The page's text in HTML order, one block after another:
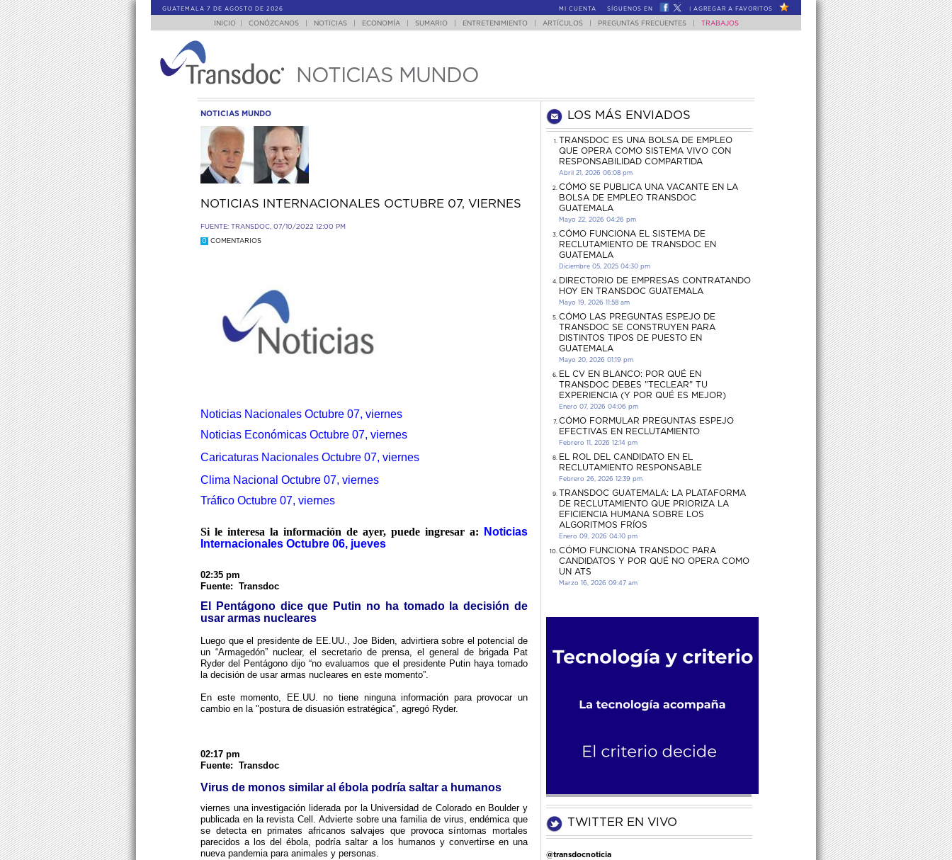
GUATEMALA 7 DE AGOSTO DE 2026 MI CUENTA SÍGUENOS EN AGREGAR A FAVORITOS
INICIO CONÓZCANOS NOTICIAS ECONOMÍA SUMARIO ENTRETENIMIENTO ARTÍCULOS PREGUNTAS FRECUENTES TRABAJOS
NOTICIAS MUNDO
NOTICIAS MUNDO
NOTICIAS INTERNACIONALES OCTUBRE 07, VIERNES
FUENTE: TRANSDOC, 07/10/2022 12:00 PM
0 COMENTARIOS
Noticias Nacionales Octubre 07, viernes
Noticias Económicas Octubre 07, viernes
Caricaturas Nacionales Octubre 07, viernes
Clima Nacional Octubre 07, viernes
Tráfico Octubre 07, viernes
Si le interesa la información de ayer, puede ingresar a:
Noticias
Internacionales Octubre 06, jueves
02:35 pm
Fuente: Transdoc
El Pentágono dice que Putin no ha tomado la decisión de
usar armas nucleares
Luego que el presidente de EE.UU., Joe Biden, advirtiera sobre el potencial de
un “Armagedón” nuclear, el secretario de prensa, el general de brigada Pat
Ryder del Pentágono dijo “no evaluamos que el presidente Putin haya tomado
la decisión de usar armas nucleares en este momento”.
En este momento, EE.UU. no tiene ninguna información para provocar un
cambio en la "postura de disuasión estratégica", agregó Ryder.
02:17 pm
Fuente: Transdoc
Virus de monos similar al ébola podría saltar a humanos
viernes una investigación liderada por la Universidad de Colorado en Boulder y
publicada en la revista Cell. Advierte sobre una familia de virus, endémica que
se detecta en primates africanos salvajes que provoca síntomas mortales
parecidos a los del ébola, podría saltar a los humanos y convertirse en una
nueva pandemia para animales y personas.
LOS MÁS ENVIADOS
TRANSDOC ES UNA BOLSA DE EMPLEO
QUE OPERA COMO SISTEMA VIVO CON
RESPONSABILIDAD COMPARTIDA
Abril 21, 2026 06:08 pm
CÓMO SE PUBLICA UNA VACANTE EN LA
BOLSA DE EMPLEO TRANSDOC
GUATEMALA
Mayo 22, 2026 04:26 pm
CÓMO FUNCIONA EL SISTEMA DE
RECLUTAMIENTO DE TRANSDOC EN
GUATEMALA
Diciembre 05, 2025 04:30 pm
DIRECTORIO DE EMPRESAS CONTRATANDO
HOY EN TRANSDOC GUATEMALA
Mayo 19, 2026 11:58 am
CÓMO LAS PREGUNTAS ESPEJO DE
TRANSDOC SE CONSTRUYEN PARA
DISTINTOS TIPOS DE PUESTO EN
GUATEMALA
Mayo 20, 2026 01:19 pm
EL CV EN BLANCO: POR QUÉ EN
TRANSDOC DEBES "TECLEAR" TU
EXPERIENCIA (Y POR QUÉ ES MEJOR)
Enero 07, 2026 04:06 pm
CÓMO FORMULAR PREGUNTAS ESPEJO
EFECTIVAS EN RECLUTAMIENTO
Febrero 11, 2026 12:14 pm
EL ROL DEL CANDIDATO EN EL
RECLUTAMIENTO RESPONSABLE
Febrero 26, 2026 12:39 pm
TRANSDOC GUATEMALA: LA PLATAFORMA
DE RECLUTAMIENTO QUE PRIORIZA LA
EFICIENCIA HUMANA SOBRE LOS
ALGORITMOS FRÍOS
Enero 09, 2026 04:10 pm
CÓMO FUNCIONA TRANSDOC PARA
CANDIDATOS Y POR QUÉ NO OPERA COMO
UN ATS
Marzo 16, 2026 09:47 am
TWITTER EN VIVO
@transdocnoticia